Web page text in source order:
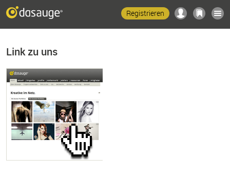
Registrieren
Link zu uns